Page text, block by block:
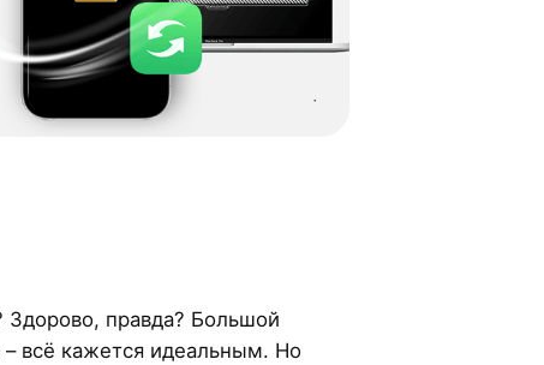
Здорово, правда? Большой
– всё кажется идеальным. Но